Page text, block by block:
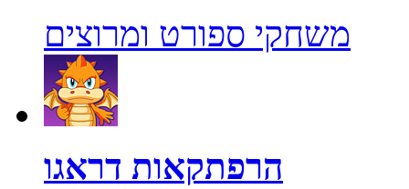
משחקי ספורט ומרוצים
הרפתקאות דראגו